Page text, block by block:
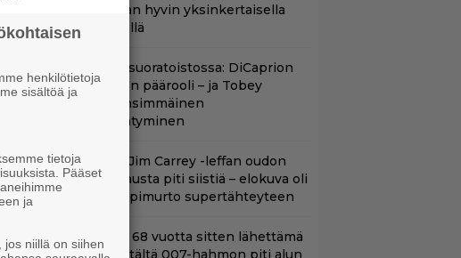
kaapin paikan hyvin yksinkertaisella
toimenpiteellä
Huippuleffa suoratoistossa: DiCaprion
ensimmäinen päärooli – ja Tobey
Maguiren ensimmäinen
elokuvaesiintyminen
Illalla tv:ssä: Jim Carrey -leffan oudon
raakaa kohtausta piti siistiä – elokuva oli
koomikon läpimurto supertähteyteen
Bond-luojan 68 vuotta sitten lähettämä
kirje löytyi – tältä 007-hahmon piti alun
henkilötietoja
sisältöä ja
tietoja
Pääset
ja
niillä on siihen